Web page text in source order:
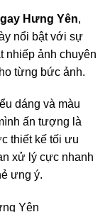
Hưng Yên,
nổi bật với sự
nhiếp ảnh chuyên
từng bức ảnh.
dáng và màu
ấn tượng là
thiết kế tối ưu
xử lý cực nhanh
ưng ý.
Yên